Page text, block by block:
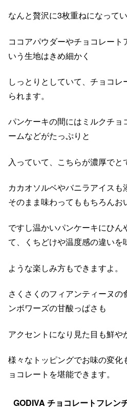
なんと贅沢に3枚重ねになってい
ココアパウダーやチョコレート
いう生地はきめ細かく
しっとりとしていて、チョコ
られます。
パンケーキの間にはミルクチョ
ームなどがたっぷりと
入っていて、こちらが濃厚でと
カカオソルベやバニラアイス
そのまま味わってももちろんお
ですし温かいパンケーキにひん
て、くちどけや温度感の違いを
ような楽しみ方もできますよ。
さくさくのフィアンティーヌ
ンボワーズの甘酸っぱさも
アクセントになり見た目も鮮や
様々なトッピングでお味の変化
ョコレートを堪能できます。
GODIVA チョコレートフレン